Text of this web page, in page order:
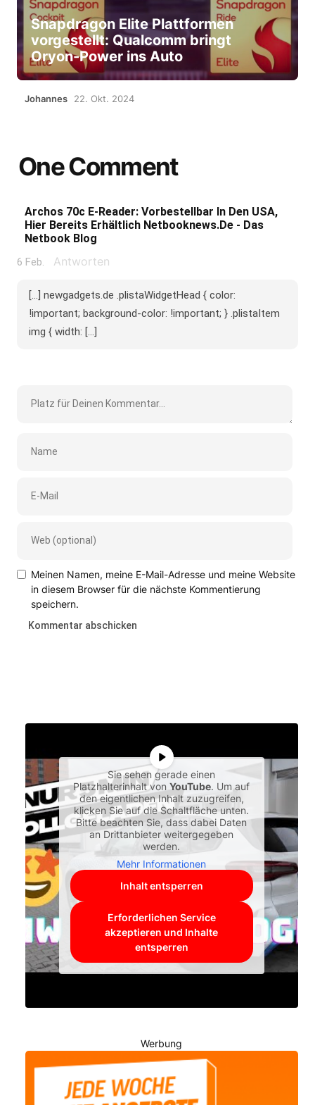
Snapdragon Elite Plattformen
vorgestellt: Qualcomm bringt
Oryon-Power ins Auto
Johannes 22. Okt. 2024
One Comment
Archos 70c E-Reader: Vorbestellbar In Den USA,
Hier Bereits Erhältlich Netbooknews.de - Das
Netbook Blog
6 Feb. Antworten
[...] newgadgets.de .plistaWidgetHead { color:
!important; background-color: !important; } .plistaItem
img { width: [...]
Meinen Namen, meine E-Mail-Adresse und meine Website
in diesem Browser für die nächste Kommentierung
speichern.
Sie sehen gerade einen
Platzhalterinhalt vonYouTube. Um auf
den eigentlichen Inhalt zuzugreifen,
klicken Sie auf die Schaltfläche unten.
Bitte beachten Sie, dass dabei Daten
an Drittanbieter weitergegeben
werden.
Mehr Informationen
Inhalt entsperren
Erforderlichen Service
akzeptieren und Inhalte
entsperren
Werbung